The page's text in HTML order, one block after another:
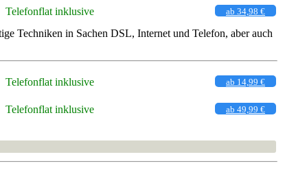
Telefonflat inklusive ab 34,98 €
Techniken in Sachen DSL, Internet und Telefon, aber auch
Telefonflat inklusive ab 14,99 €
Telefonflat inklusive ab 49,99 €